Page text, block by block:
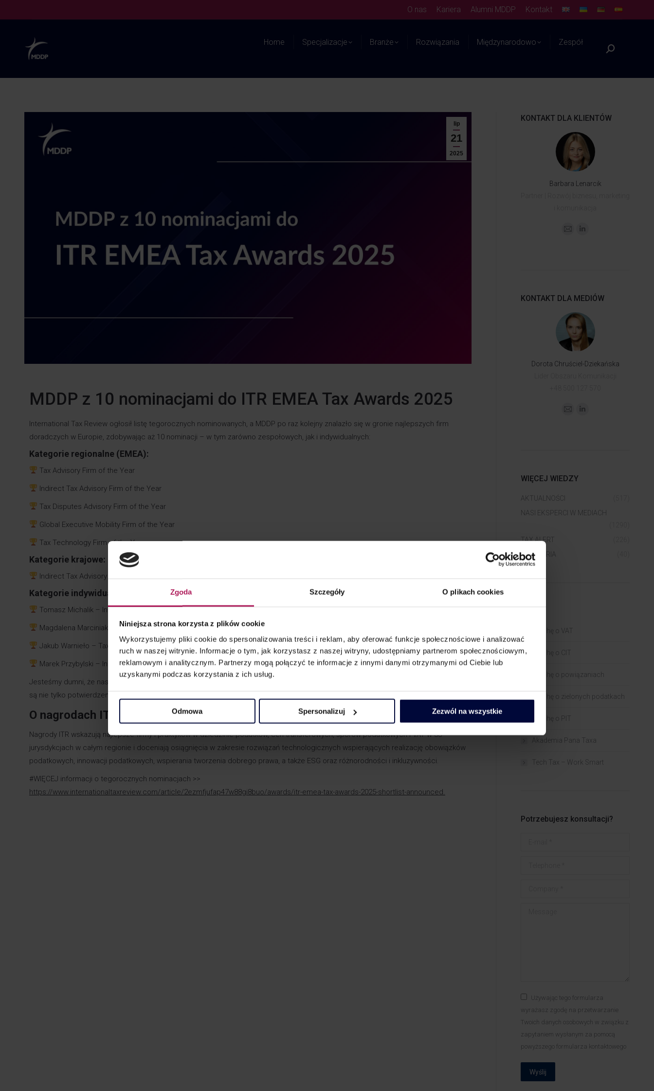
Zgoda Szczegóły O plikach cookies
Niniejsza strona korzysta z plików cookie
Wykorzystujemy pliki cookie do spersonalizowania treści i reklam, aby oferować funkcje społecznościowe i analizować
ruch w naszej witrynie. Informacje o tym, jak korzystasz z naszej witryny, udostępniamy partnerom społecznościowym,
reklamowym i analitycznym. Partnerzy mogą połączyć te informacje z innymi danymi otrzymanymi od Ciebie lub
uzyskanymi podczas korzystania z ich usług.
Odmowa Spersonalizuj Zezwól na wszystkie
O nas Kariera Alumni MDDP Kontakt
Home Specjalizacje Branże Rozwiązania Międzynarodowo Zespół
lip
21
2025
MDDP z 10 nominacjami do ITR EMEA Tax Awards 2025
International Tax Review ogłosił listę tegorocznych nominowanych, a MDDP po raz kolejny znalazło się w gronie najlepszych firm
doradczych w Europie, zdobywając aż 10 nominacji – w tym zarówno zespołowych, jak i indywidualnych:
Kategorie regionalne (EMEA):
Tax Advisory Firm of the Year
Indirect Tax Advisory Firm of the Year
Tax Disputes Advisory Firm of the Year
Global Executive Mobility Firm of the Year
Tax Technology Firm of the Year
Kategorie krajowe:
Indirect Tax Advisory Firm of the Year
Kategorie indywidualne:
Tomasz Michalik – Indirect Tax Lawyer of the Year
Magdalena Marciniak – Transfer Pricing Lawyer of the Year
Jakub Warnieło – Tax Litigation Lawyer of the Year
Marek Przybylski – Indirect Tax Lawyer Rising Star
Jesteśmy dumni, że nasza praca została ponownie zauważona i doceniona przez międzynarodowe jury. Te nominacje
są nie tylko potwierdzeniem kompetencji naszych ekspertów, ale też wyrazem zaufania, jakim darzą nas Klienci – dziękujemy!
O nagrodach ITR Tax Awards
Nagrody ITR wskazują najlepsze firmy i praktyków w dziedzinie podatków, cen transferowych, sporów podatkowych i VAT w 33
jurysdykcjach w całym regionie i doceniają osiągnięcia w zakresie rozwiązań technologicznych wspierających realizację obowiązków
podatkowych, innowacji podatkowych, wspierania tworzenia dobrego prawa, a także ESG oraz różnorodności i inkluzywności.
#WIĘCEJ informacji o tegorocznych nominacjach >>
https://www.internationaltaxreview.com/article/2ezmfjufap47w88gi8buo/awards/itr-emea-tax-awards-2025-shortlist-announced.
KONTAKT DLA KLIENTÓW
Barbara Lenarcik
KONTAKT DLA MEDIÓW
Dorota Chruściel-Dziekańska
WIĘCEJ WIEDZY
AKTUALNOŚCI
NASI EKSPERCI W MEDIACH
TAX ALERT
WEBINARIA
Trochę o VAT
Trochę o CIT
Trochę o powiązaniach​
Trochę o zielonych podatkach
Trochę o PIT
Akademia Pana Taxa
Tech Tax – Work Smart
Potrzebujesz konsultacji?
Używając tego formularza
wyrażasz zgodę na przetwarzanie
Twoich danych osobowych w związku z
zapytaniem wysłanym za pomocą
powyższego formularza kontaktowego
Wyślij